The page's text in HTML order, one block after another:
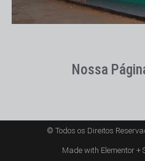
Nossa
© Todos os Direitos
Made with Elementor +